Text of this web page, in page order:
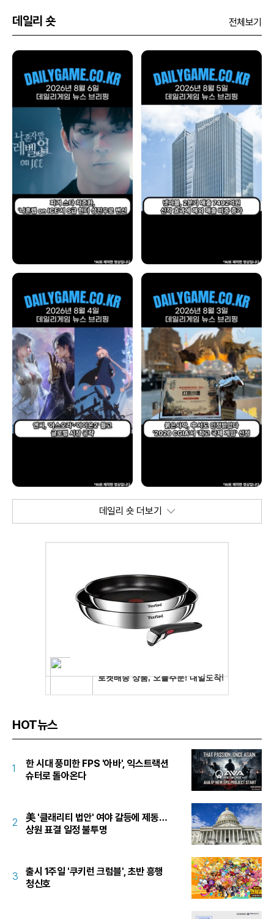
데일리 숏 전체보기
데일리 숏 더보기
HOT뉴스
1
한 시대 풍미한 FPS '아바', 익스트랙션
슈터로 돌아온다
2
美 '클래리티 법안' 여야 갈등에 제동…
상원 표결 일정 불투명
3
출시 1주일 '쿠키런 크럼블', 초반 흥행
청신호